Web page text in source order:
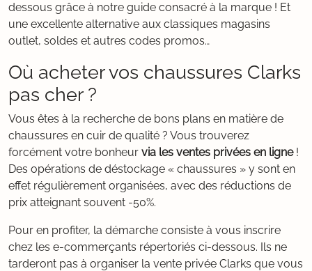
dessous grâce à notre guide consacré à la marque ! Et
une excellente alternative aux classiques magasins
outlet, soldes et autres codes promos…
Où acheter vos chaussures Clarks
pas cher ?
Vous êtes à la recherche de bons plans en matière de
chaussures en cuir de qualité ? Vous trouverez
forcément votre bonheur via les ventes privées en ligne!
Des opérations de déstockage « chaussures » y sont en
effet régulièrement organisées, avec des réductions de
prix atteignant souvent -50%.
Pour en profiter, la démarche consiste à vous inscrire
chez les e-commerçants répertoriés ci-dessous. Ils ne
tarderont pas à organiser la vente privée Clarks que vous